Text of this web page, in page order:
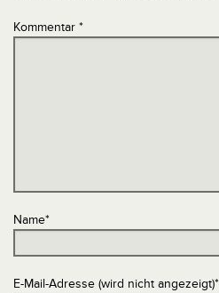
Kommentar *
Name*
E-Mail-Adresse (wird nicht angezeigt)*